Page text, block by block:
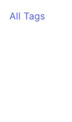
All Tags